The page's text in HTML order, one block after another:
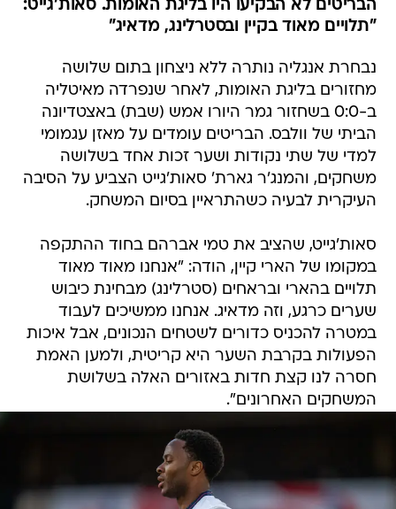
הבריטים לא הבקיעו היו בליגת האומות. סאות'גייט:
"תלויים מאוד בקיין ובסטרלינג, מדאיג"
נבחרת אנגליה נותרה ללא ניצחון בתום שלושה
מחזורים בליגת האומות, לאחר שנפרדה מאיטליה
ב-0:0 בשחזור גמר היורו אמש (שבת) באצטדיונה
הביתי של וולבס. הבריטים עומדים על מאזן עגמומי
למדי של שתי נקודות ושער זכות אחד בשלושה
משחקים, והמנג'ר גארת' סאות'גייט הצביע על הסיבה
העיקרית לבעיה כשהתראיין בסיום המשחק.
סאות'גייט, שהציב את טמי אברהם בחוד ההתקפה
במקומו של הארי קיין, הודה: "אנחנו מאוד מאוד
תלויים בהארי ובראחים (סטרלינג) מבחינת כיבוש
שערים כרגע, וזה מדאיג. אנחנו ממשיכים לעבוד
במטרה להכניס כדורים לשטחים הנכונים, אבל איכות
הפעולות בקרבת השער היא קריטית, ולמען האמת
חסרה לנו קצת חדות באזורים האלה בשלושת
המשחקים האחרונים".